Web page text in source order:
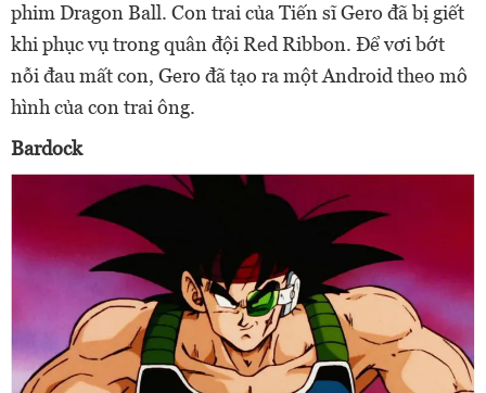
phim Dragon Ball. Con trai của Tiến sĩ Gero đã bị giết
khi phục vụ trong quân đội Red Ribbon. Để vơi bớt
nỗi đau mất con, Gero đã tạo ra một Android theo mô
hình của con trai ông.
Bardock